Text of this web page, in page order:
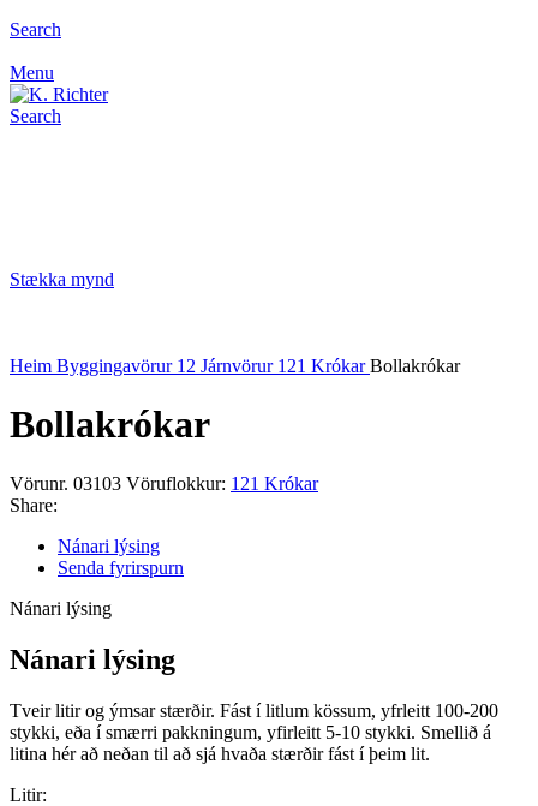
Search
Menu
Search
Stækka mynd
Heim Byggingavörur 12 Járnvörur 121 KrókarBollakrókar
Bollakrókar
Vörunr. 03103 Vöruflokkur: 121 Krókar
Share:
Nánari lýsing
Senda fyrirspurn
Nánari lýsing
Nánari lýsing
Tveir litir og ýmsar stærðir. Fást í litlum kössum, yfrleitt 100-200
stykki, eða í smærri pakkningum, yfirleitt 5-10 stykki. Smellið á
litina hér að neðan til að sjá hvaða stærðir fást í þeim lit.
Litir: